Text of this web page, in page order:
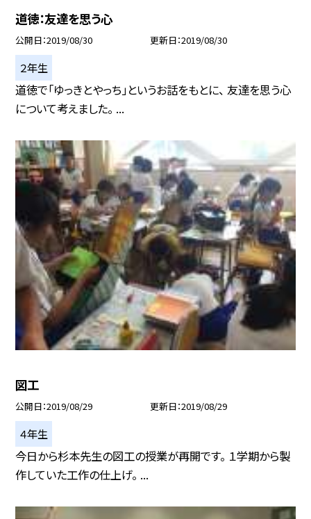
道徳：友達を思う心
公開日 2019/08/30 更新日 2019/08/30
２年生
道徳で「ゆっきとやっち」というお話をもとに、 友達を思う心
について考えました。 ...
図工
公開日 2019/08/29 更新日 2019/08/29
４年生
今日から杉本先生の図工の授業が再開です。 １学期から製
作していた工作の仕上げ。 ...